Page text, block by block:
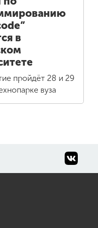
в
пройдёт 28 и 29
вуза